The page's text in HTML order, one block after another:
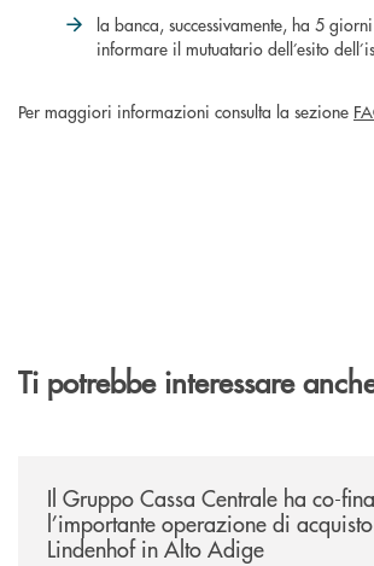
la banca, successivamente, ha 5
informare il mutuatario dell’esito
Per maggiori informazioni consulta la sezione
Ti potrebbe interessare
Il Gruppo Cassa Centrale ha co-
l’importante operazione di acquisto
Lindenhof in Alto Adige